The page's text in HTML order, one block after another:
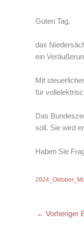
Guten Tag,
das
ein
Mit
für
Das
soll. Sie wird
Haben Sie
← Vorheriger